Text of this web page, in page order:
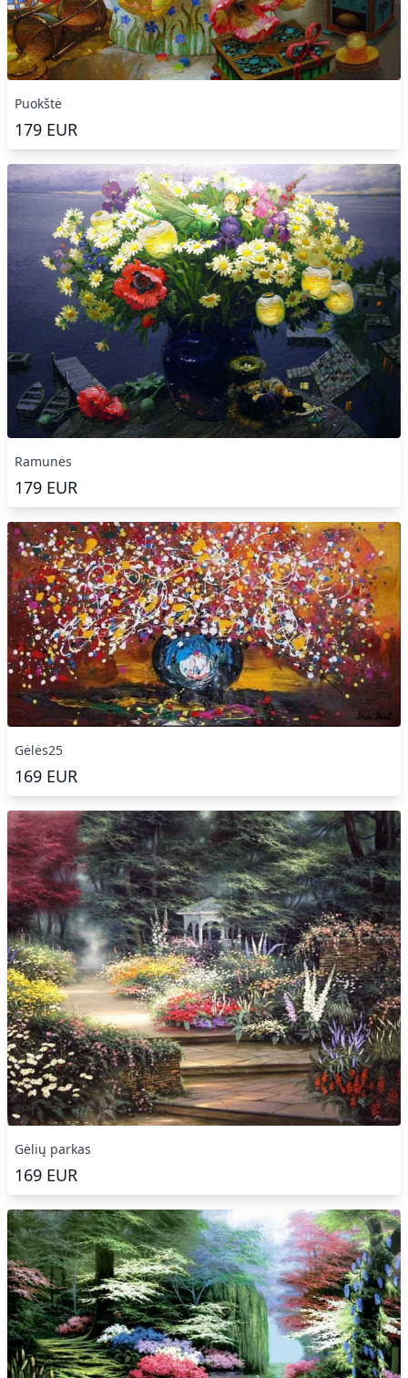
Puokštė
179 EUR
Ramunės
179 EUR
Gėlės25
169 EUR
Gėlių parkas
169 EUR